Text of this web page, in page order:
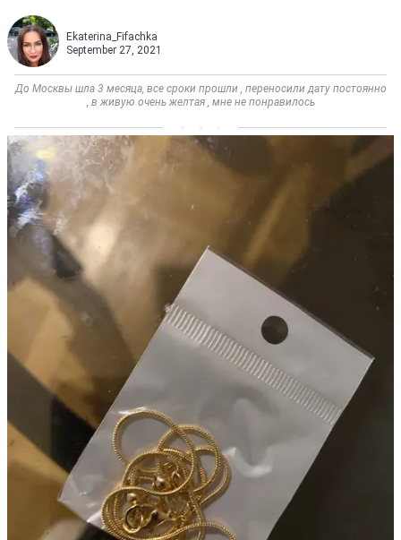
Ekaterina_Fifachka
September 27, 2021
До Москвы шла 3 месяца, все сроки прошли , переносили дату постоянно
, в живую очень желтая , мне не понравилось